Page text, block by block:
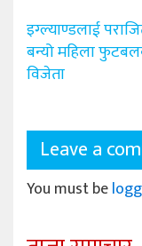
Post
इग्ल्याण्डलाई
बन्यो महिला
विजेता
Leave a
You must be